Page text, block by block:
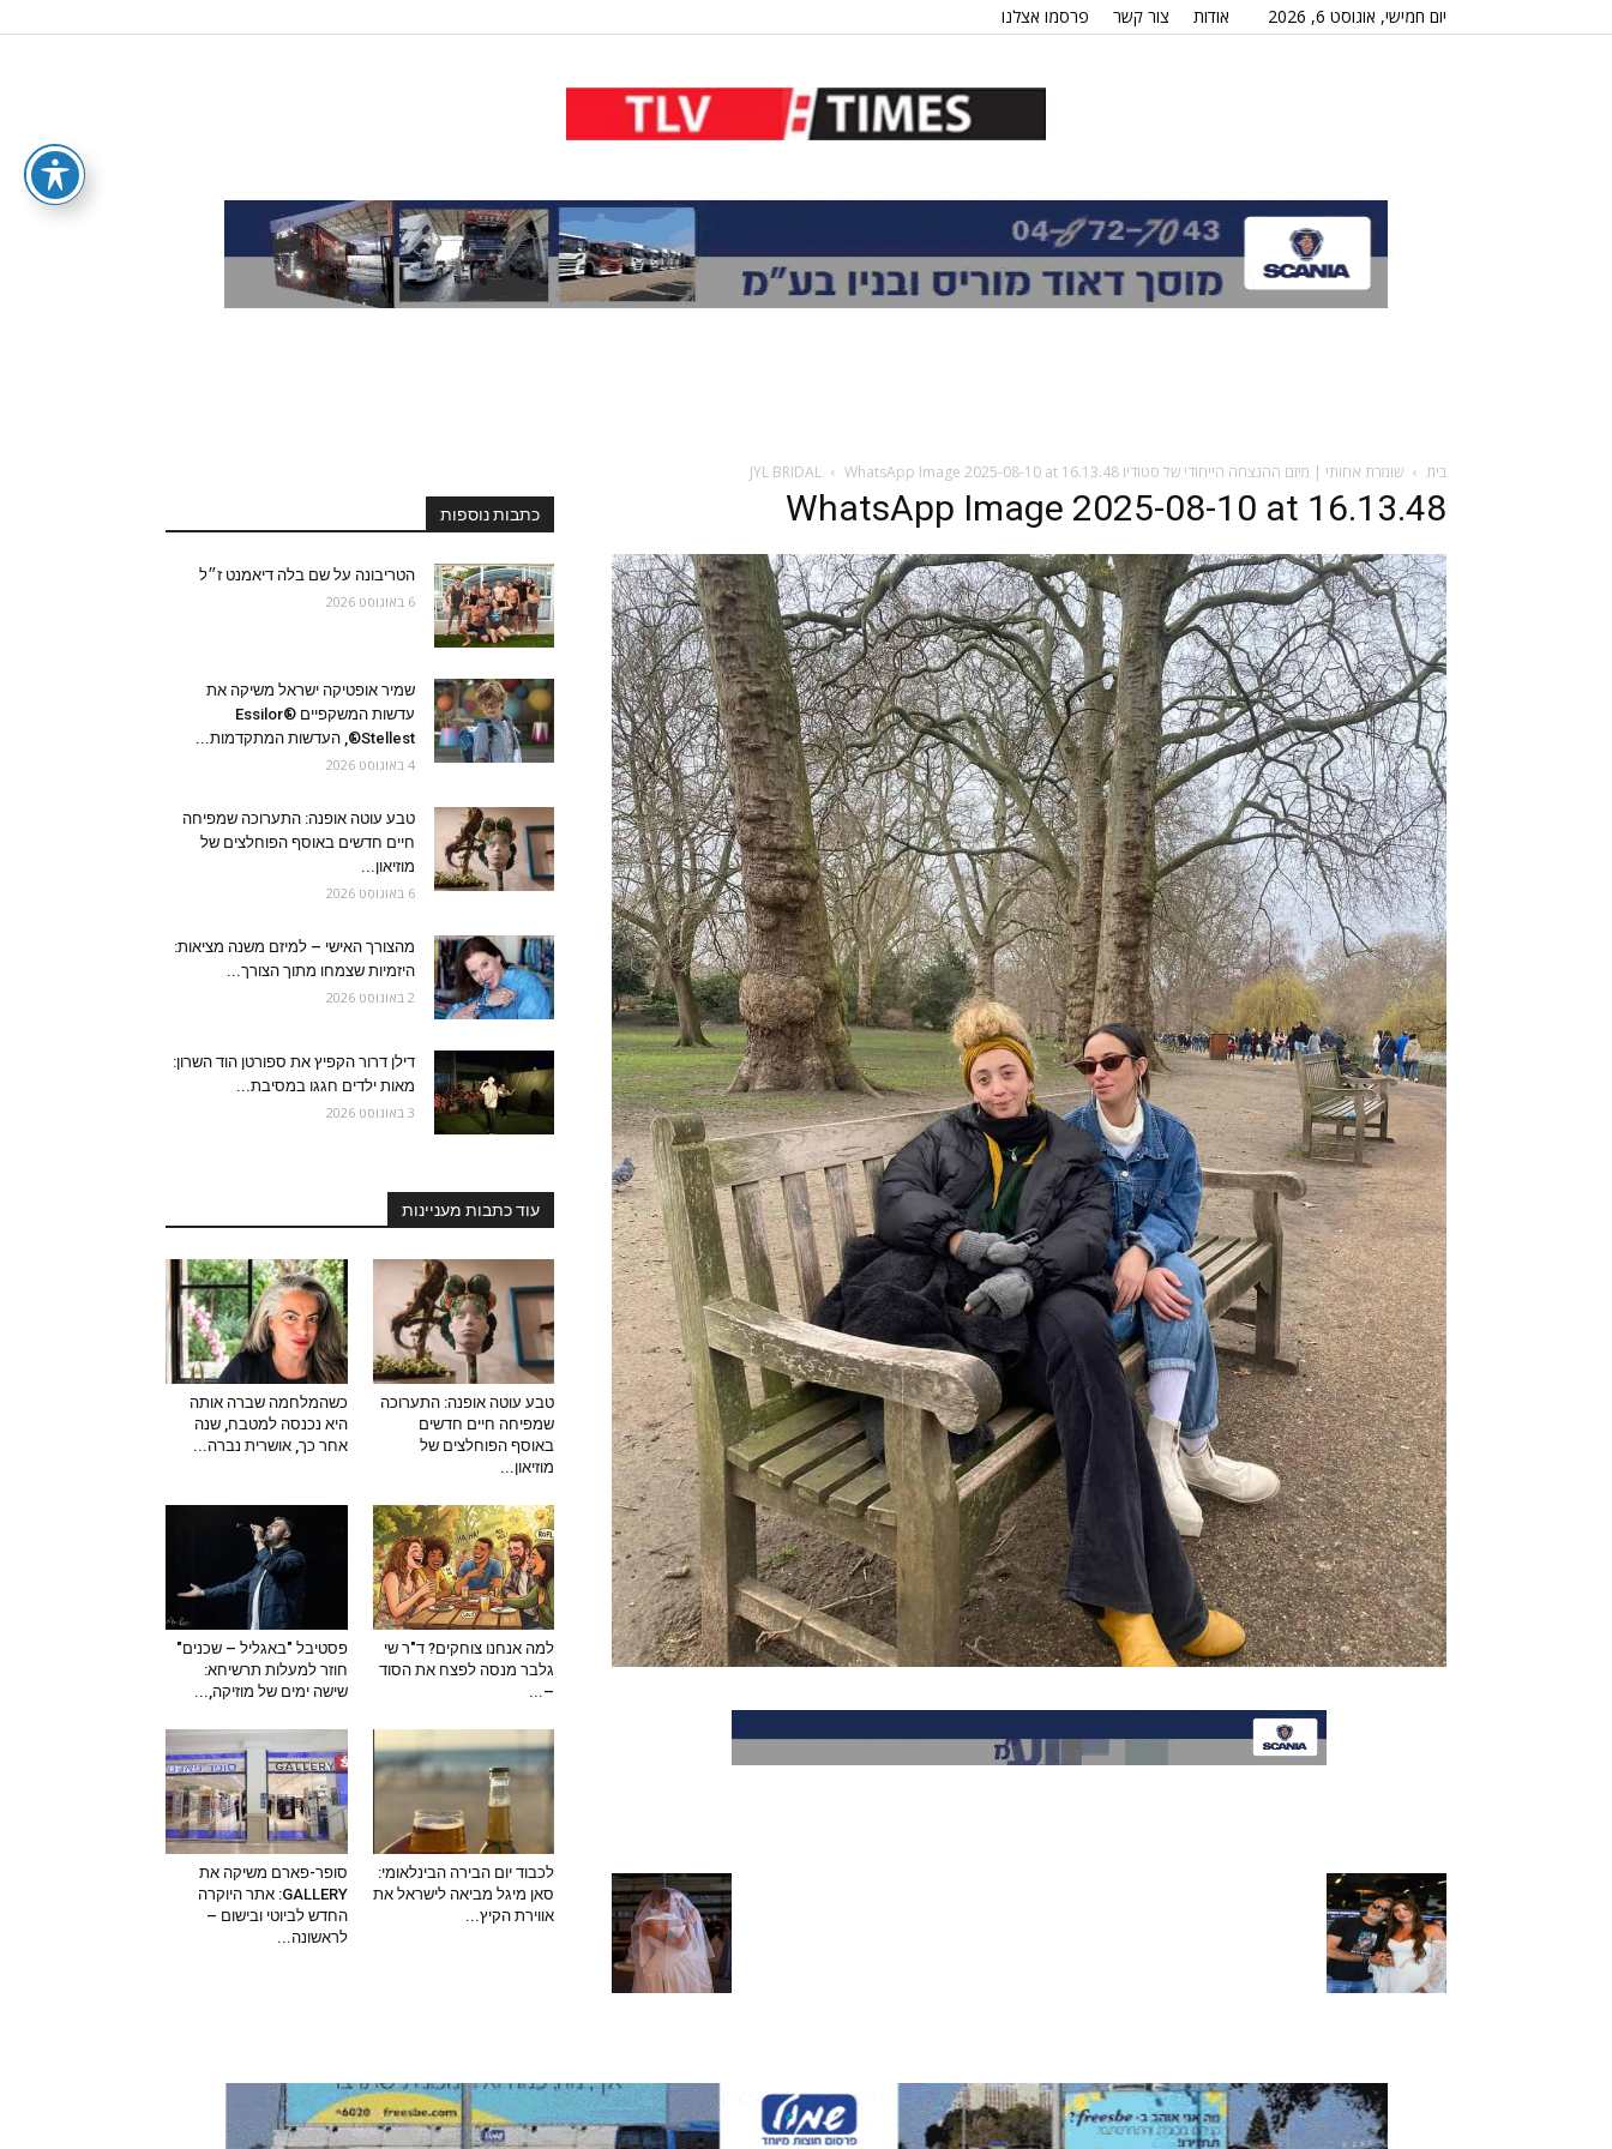
יום חמישי, אוגוסט 6, 2026 אודות צור קשר פרסמו אצלנו
בית שומרת אחותי | מיזם ההנצחה הייחודי של סטודיו JYL BRIDAL WhatsApp Image 2025-08-10 at 16.13.48
WhatsApp Image 2025-08-10 at 16.13.48 כתבות נוספות
הטריבונה על שם בלה דיאמנט ז״ל
6 באוגוסט 2026
שמיר אופטיקה ישראל משיקה את
עדשות המשקפיים Essilor®
Stellest®, העדשות המתקדמות...
4 באוגוסט 2026
טבע עוטה אופנה: התערוכה שמפיחה
חיים חדשים באוסף הפוחלצים של
מוזיאון...
6 באוגוסט 2026
מהצורך האישי – למיזם משנה מציאות:
היזמיות שצמחו מתוך הצורך...
2 באוגוסט 2026
דילן דרור הקפיץ את ספורטן הוד השרון:
מאות ילדים חגגו במסיבת...
3 באוגוסט 2026
עוד כתבות מעניינות
טבע עוטה אופנה: התערוכה
שמפיחה חיים חדשים
באוסף הפוחלצים של
מוזיאון...
כשהמלחמה שברה אותה
היא נכנסה למטבח, שנה
אחר כך, אושרית נברה...
למה אנחנו צוחקים? ד"ר שי
גלבר מנסה לפצח את הסוד
–...
פסטיבל "באגליל – שכנים"
חוזר למעלות תרשיחא:
שישה ימים של מוזיקה,...
לכבוד יום הבירה הבינלאומי:
סאן מיגל מביאה לישראל את
אווירת הקיץ...
סופר-פארם משיקה את
GALLERY: אתר היוקרה
החדש לביוטי ובישום –
לראשונה...